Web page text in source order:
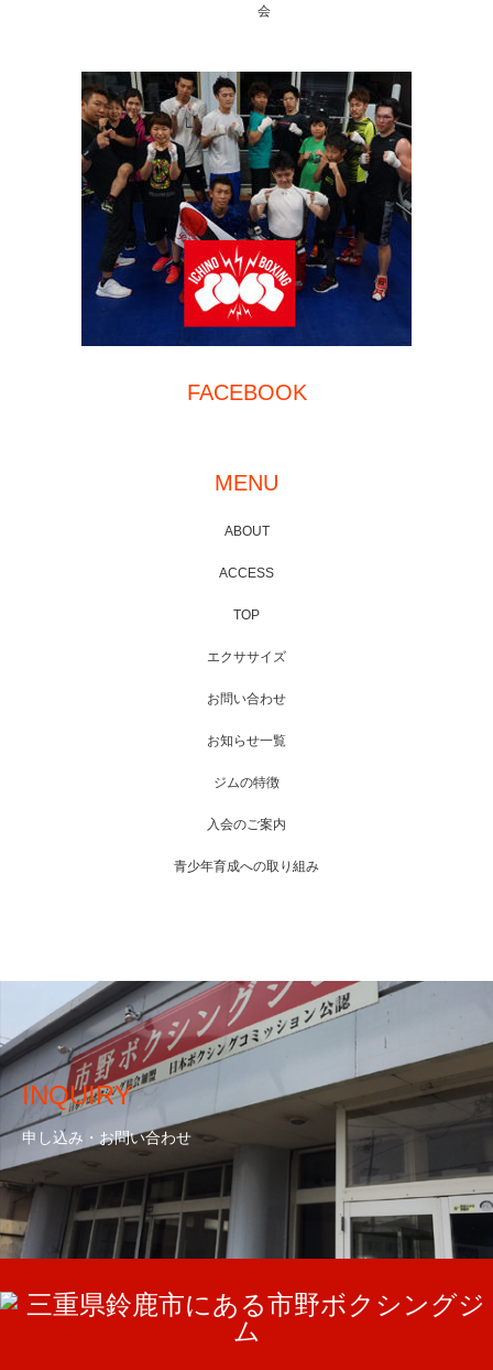
会
FACEBOOK
MENU
ABOUT
ACCESS
TOP
エクササイズ
お問い合わせ
お知らせ一覧
ジムの特徴
入会のご案内
青少年育成への取り組み
入会のご案内
アクセス
INQUIRY
申し込み・お問い合わせ